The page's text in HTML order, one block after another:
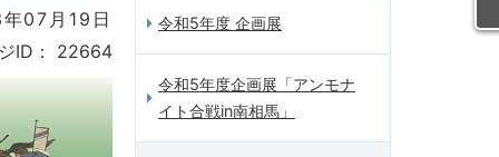
07月19日
ID：
22664
令和5年度 企画展
令和5年度企画展「アンモナ
イト合戦in南相馬」